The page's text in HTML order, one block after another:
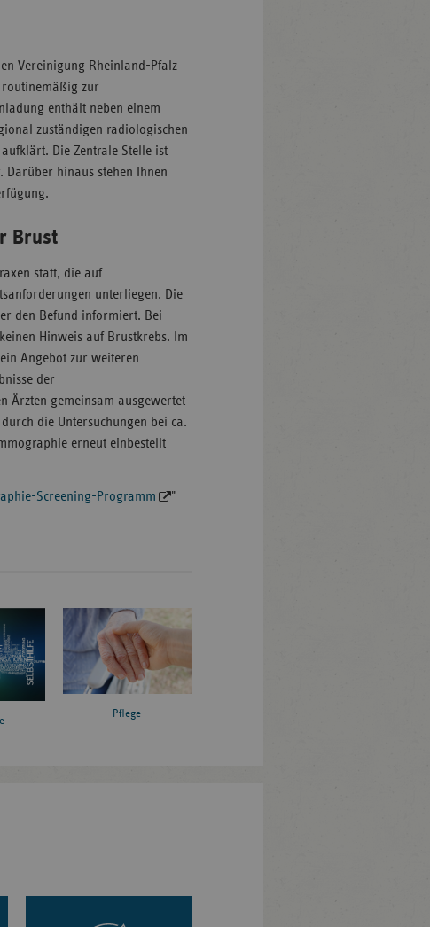
Vereinigung Rheinland-Pfalz
routinemäßig zur
enthält neben einem
zuständigen radiologischen
Die Zentrale Stelle ist
Darüber hinaus stehen Ihnen
Brust
statt, die auf
unterliegen. Die
den Befund informiert. Bei
Hinweis auf Brustkrebs. Im
Angebot zur weiteren
der
Ärzten gemeinsam ausgewertet
die Untersuchungen bei ca.
erneut einbestellt
Screening-Programm "
Pflege